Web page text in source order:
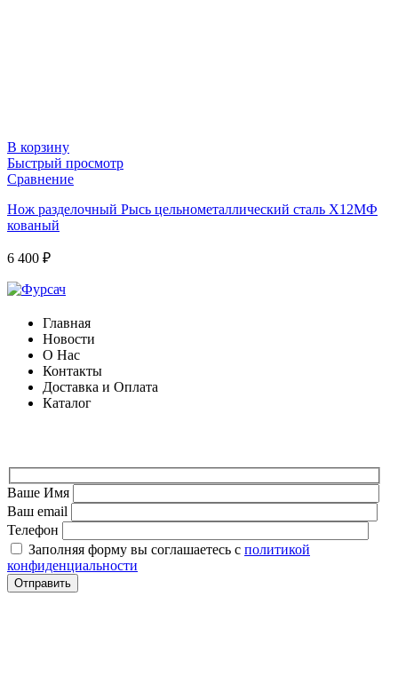
В корзину
Быстрый просмотр
Сравнение
Нож разделочный Рысь цельнометаллический сталь Х12МФ
кованый
6 400 ₽
Главная
Новости
О Нас
Контакты
Доставка и Оплата
Каталог
Ваше Имя
Ваш email
Телефон
Заполняя форму вы соглашаетесь с политикой
конфиденциальности